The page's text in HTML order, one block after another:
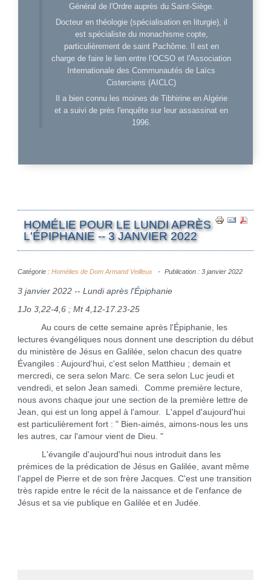
Général de l'Ordre auprès du Saint-Siège.
Docteur en théologie (spécialisation en liturgie), il
est spécialiste du monachisme copte,
particulièrement de saint Pachôme. Il est en
charge de faire le lien entre l’OCSO et l'Association
Internationale des Communautés de Laïcs
Cisterciens (AICLC)
Il a bien connu les moines de Tibhirine en Algérie
et a suivi de près l'enquête sur leur assassinat en
1996.
HOMÉLIE POUR LE LUNDI APRÈS
L'ÉPIPHANIE -- 3 JANVIER 2022
Catégorie : Homélies de Dom Armand Veilleux Publication : 3 janvier 2022
3 janvier 2022 -- Lundi après l'Épiphanie
1Jo 3,22-4,6 ; Mt 4,12-17.23-25
Au cours de cette semaine après l'Épiphanie, les
lectures évangéliques nous donnent une description du début
du ministère de Jésus en Galilée, selon chacun des quatre
Évangiles : Aujourd'hui, c'est selon Matthieu ; demain et
mercredi, ce sera selon Marc. Ce sera selon Luc jeudi et
vendredi, et selon Jean samedi. Comme première lecture,
nous avons chaque jour une section de la première lettre de
Jean, qui est un long appel à l'amour. L'appel d'aujourd'hui
est particulièrement fort : " Bien-aimés, aimons-nous les uns
les autres, car l'amour vient de Dieu. "
L'évangile d'aujourd'hui nous introduit dans les
prémices de la prédication de Jésus en Galilée, avant même
l'appel de Pierre et de son frère Jacques. C'est une transition
très rapide entre le récit de la naissance et de l'enfance de
Jésus et sa vie publique en Galilée et en Judée.